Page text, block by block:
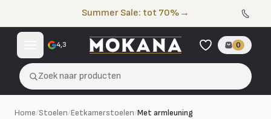
Summer Sale: tot 70% →
4,3 0
Zoek naar producten
Home/Stoelen/Eetkamerstoelen/Met armleuning